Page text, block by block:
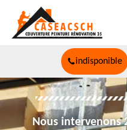
indisponible
Nous intervenons